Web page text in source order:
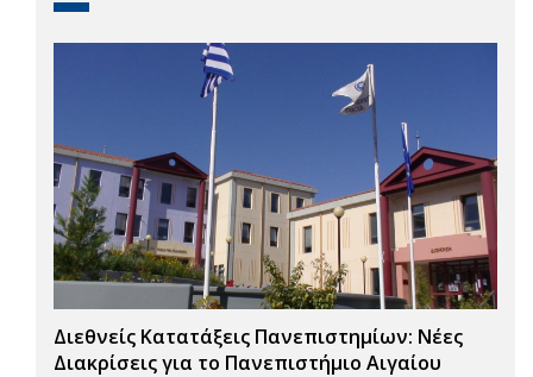
Διεθνείς Κατατάξεις Πανεπιστημίων: Νέες
Διακρίσεις για το Πανεπιστήμιο Αιγαίου